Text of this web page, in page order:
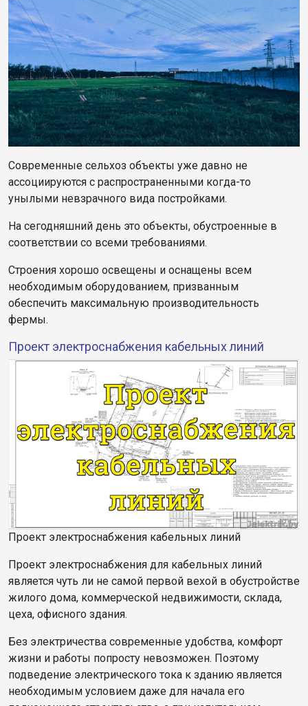
Современные сельхоз объекты уже давно не
ассоциируются с распространенными когда-то
унылыми невзрачного вида постройками.
На сегодняшний день это объекты, обустроенные в
соответствии со всеми требованиями.
Строения хорошо освещены и оснащены всем
необходимым оборудованием, призванным
обеспечить максимальную производительность
фермы.
Проект электроснабжения кабельных линий
Проект электроснабжения кабельных линий
Проект электроснабжения для кабельных линий
является чуть ли не самой первой вехой в обустройстве
жилого дома, коммерческой недвижимости, склада,
цеха, офисного здания.
Без электричества современные удобства, комфорт
жизни и работы попросту невозможен. Поэтому
подведение электрического тока к зданию является
необходимым условием даже для начала его